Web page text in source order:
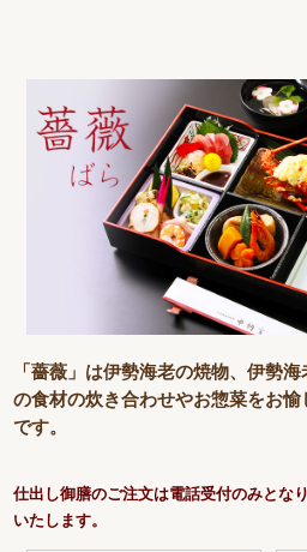
「薔薇」は伊勢海老の焼物、伊勢
の食材の炊き合わせやお惣菜をお
です。
仕出し御膳のご注文は電話受付のみとな
いたします。